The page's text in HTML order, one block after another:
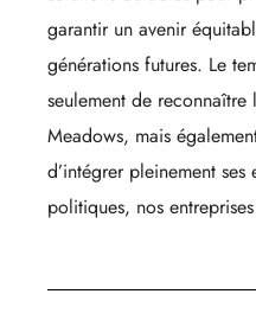
garantir un avenir
générations futures. Le
seulement de
Meadows, mais
d’intégrer pleinement ses
politiques, nos